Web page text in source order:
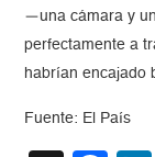
—una cámara y
perfectamente a
habrían encajado
Fuente: El País